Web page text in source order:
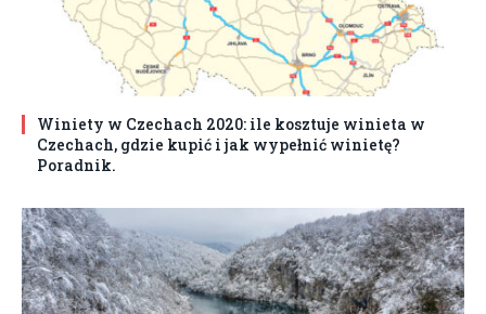
Winiety w Czechach 2020: ile kosztuje winieta w
Czechach, gdzie kupić i jak wypełnić winietę?
Poradnik.